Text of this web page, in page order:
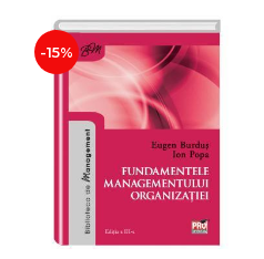
-15%